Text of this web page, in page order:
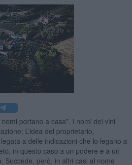
portano a casa”. I nomi dei vini
L’idea del proprietario,
a delle indicazioni che lo legano a
in questo caso a un podere e a un
Succede, però, in altri casi al nome